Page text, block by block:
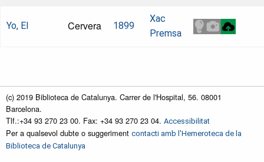
Yo, El Cervera 1899
Xac
Premsa
(c) 2019 Biblioteca de Catalunya. Carrer de l'Hospital, 56. 08001
Barcelona.
Tlf.:+34 93 270 23 00. Fax: +34 93 270 23 04. Accessibilitat
Per a qualsevol dubte o suggeriment contacti amb l'Hemeroteca de la
Biblioteca de Catalunya